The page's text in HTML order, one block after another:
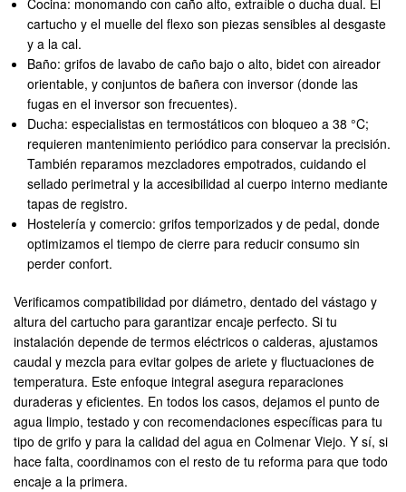
Cocina: monomando con caño alto, extraíble o ducha dual. El
cartucho y el muelle del flexo son piezas sensibles al desgaste
y a la cal.
Baño: grifos de lavabo de caño bajo o alto, bidet con aireador
orientable, y conjuntos de bañera con inversor (donde las
fugas en el inversor son frecuentes).
Ducha: especialistas en termostáticos con bloqueo a 38 °C;
requieren mantenimiento periódico para conservar la precisión.
También reparamos mezcladores empotrados, cuidando el
sellado perimetral y la accesibilidad al cuerpo interno mediante
tapas de registro.
Hostelería y comercio: grifos temporizados y de pedal, donde
optimizamos el tiempo de cierre para reducir consumo sin
perder confort.
Verificamos compatibilidad por diámetro, dentado del vástago y
altura del cartucho para garantizar encaje perfecto. Si tu
instalación depende de termos eléctricos o calderas, ajustamos
caudal y mezcla para evitar golpes de ariete y fluctuaciones de
temperatura. Este enfoque integral asegura reparaciones
duraderas y eficientes. En todos los casos, dejamos el punto de
agua limpio, testado y con recomendaciones específicas para tu
tipo de grifo y para la calidad del agua en Colmenar Viejo. Y sí, si
hace falta, coordinamos con el resto de tu reforma para que todo
encaje a la primera.